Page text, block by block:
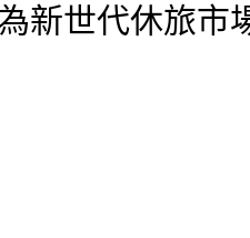
新世代休旅市